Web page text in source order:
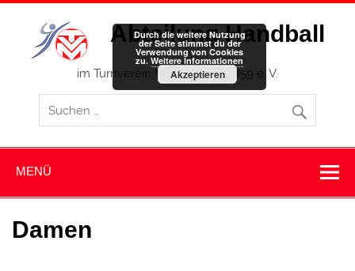
Zum
springen
Abteilung Handball
im Turnverein Memmingen 1859 e. V.
MENÜ
Damen
Durch die weitere Nutzung
der Seite stimmst du der
Verwendung von Cookies
zu. Weitere Informationen
Akzeptieren